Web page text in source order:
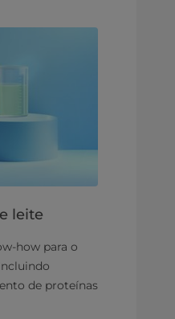
leite
how para o
de proteínas